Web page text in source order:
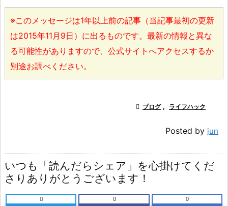
※このメッセージは1年以上前の記事（当記事最初の更新
は2015年11月9日）に出るものです。最新の情報と異な
る可能性がありますので、公式サイトへアクセスするか
別途お調べください。
 ブログ , ライフハック
Posted by jun
いつも「読んだらシェア」を心掛けてくだ
さりありがとうございます！
 0 0